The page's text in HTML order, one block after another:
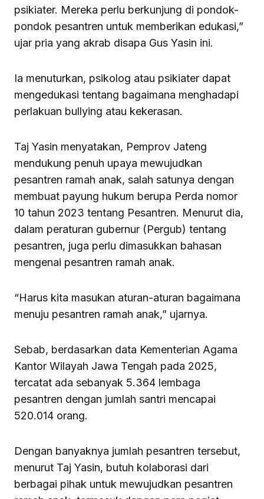
psikiater. Mereka perlu berkunjung di pondok-
pondok pesantren untuk memberikan edukasi,”
ujar pria yang akrab disapa Gus Yasin ini.
Ia menuturkan, psikolog atau psikiater dapat
mengedukasi tentang bagaimana menghadapi
perlakuan bullying atau kekerasan.
Taj Yasin menyatakan, Pemprov Jateng
mendukung penuh upaya mewujudkan
pesantren ramah anak, salah satunya dengan
membuat payung hukum berupa Perda nomor
10 tahun 2023 tentang Pesantren. Menurut dia,
dalam peraturan gubernur (Pergub) tentang
pesantren, juga perlu dimasukkan bahasan
mengenai pesantren ramah anak.
“Harus kita masukan aturan-aturan bagaimana
menuju pesantren ramah anak,” ujarnya.
Sebab, berdasarkan data Kementerian Agama
Kantor Wilayah Jawa Tengah pada 2025,
tercatat ada sebanyak 5.364 lembaga
pesantren dengan jumlah santri mencapai
520.014 orang.
Dengan banyaknya jumlah pesantren tersebut,
menurut Taj Yasin, butuh kolaborasi dari
berbagai pihak untuk mewujudkan pesantren